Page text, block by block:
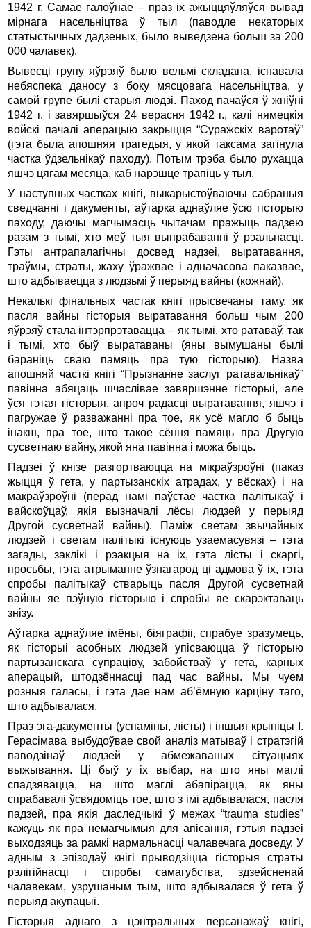
1942 г. Самае галоўнае – праз іх ажыццяўляўся вывад
мірнага насельніцтва ў тыл (паводле некаторых
статыстычных дадзеных, было выведзена больш за 200
000 чалавек).
Вывесці групу яўрэяў было вельмі складана, існавала
небяспека даносу з боку мясцовага насельніцтва, у
самой групе былі старыя людзі. Паход пачаўся ў жніўні
1942 г. і завяршыўся 24 верасня 1942 г., калі нямецкія
войскі пачалі аперацыю закрыцця “Суражскіх варотаў”
(гэта была апошняя трагедыя, у якой таксама загінула
частка ўдзельнікаў паходу). Потым трэба было рухацца
яшчэ цягам месяца, каб нарэшце трапіць у тыл.
У наступных частках кнігі, выкарыстоўваючы сабраныя
сведчанні і дакументы, аўтарка аднаўляе ўсю гісторыю
паходу, даючы магчымасць чытачам пражыць падзею
разам з тымі, хто меў тыя выпрабаванні ў рэальнасці.
Гэты антрапалагічны досвед надзеі, выратавання,
траўмы, страты, жаху ўражвае і адначасова паказвае,
што адбываецца з людзьмі ў перыяд вайны (кожнай).
Некалькі фінальных частак кнігі прысвечаны таму, як
пасля вайны гісторыя выратавання больш чым 200
яўрэяў стала інтэрпрэтавацца – як тымі, хто ратаваў, так
і тымі, хто быў выратаваны (яны вымушаны былі
бараніць сваю памяць пра тую гісторыю). Назва
апошняй часткі кнігі “Прызнанне заслуг ратавальнікаў”
павінна абяцаць шчаслівае завяршэнне гісторыі, але
ўся гэтая гісторыя, апроч радасці выратавання, яшчэ і
пагружае ў разважанні пра тое, як усё магло б быць
інакш, пра тое, што такое сёння памяць пра Другую
сусветнаю вайну, якой яна павінна і можа быць.
Падзеі ў кнізе разгортваюцца на мікраўзроўні (паказ
жыцця ў гета, у партызанскіх атрадах, у вёсках) і на
макраўзроўні (перад намі паўстае частка палітыкаў і
вайскоўцаў, якія вызначалі лёсы людзей у перыяд
Другой сусветнай вайны). Паміж светам звычайных
людзей і светам палітыкі існуюць узаемасувязі – гэта
загады, заклікі і рэакцыя на іх, гэта лісты і скаргі,
просьбы, гэта атрыманне ўзнагарод ці адмова ў іх, гэта
спробы палітыкаў стварыць пасля Другой сусветнай
вайны яе пэўную гісторыю і спробы яе скарэктаваць
знізу.
Аўтарка аднаўляе імёны, біяграфіі, спрабуе зразумець,
як гісторыі асобных людзей упісваюцца ў гісторыю
партызанскага супраціву, забойстваў у гета, карных
аперацый, штодзённасці пад час вайны. Мы чуем
розныя галасы, і гэта дае нам аб’ёмную карціну таго,
што адбывалася.
Праз эга-дакументы (успаміны, лісты) і іншыя крыніцы І.
Герасімава выбудоўвае свой аналіз матываў і стратэгій
паводзінаў людзей у абмежаваных сітуацыях
выжывання. Ці быў у іх выбар, на што яны маглі
спадзявацца, на што маглі абапірацца, як яны
спрабавалі ўсвядоміць тое, што з імі адбывалася, пасля
падзей, пра якія даследчыкі ў межах “trauma studies”
кажуць як пра немагчымыя для апісання, гэтыя падзеі
выходзяць за рамкі нармальнасці чалавечага досведу. У
адным з эпізодаў кнігі прыводзіцца гісторыя страты
рэлігійнасці і спробы самагубства, здзейсненай
чалавекам, узрушаным тым, што адбывалася ў гета ў
перыяд акупацыі.
Гісторыя аднаго з цэнтральных персанажаў кнігі,